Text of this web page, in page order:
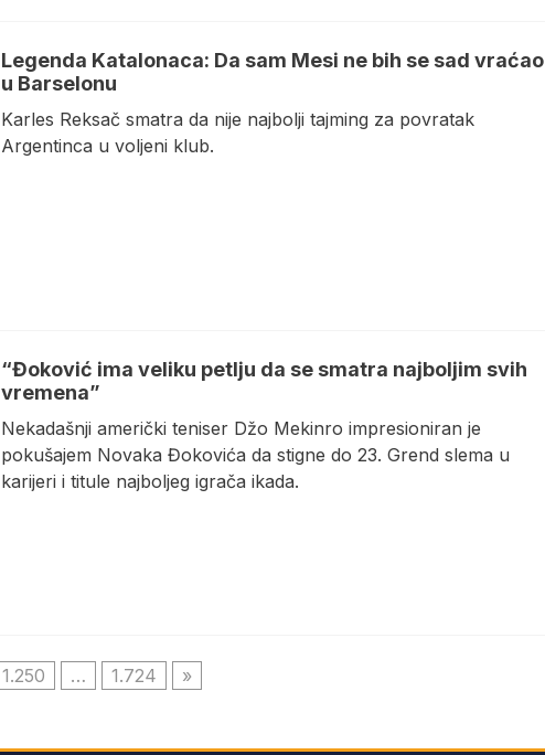
Legenda Katalonaca: Da sam Mesi ne bih se sad vraćao
u Barselonu
Karles Reksač smatra da nije najbolji tajming za povratak
Argentinca u voljeni klub.
“Đoković ima veliku petlju da se smatra najboljim svih
vremena”
Nekadašnji američki teniser Džo Mekinro impresioniran je
pokušajem Novaka Đokovića da stigne do 23. Grend slema u
karijeri i titule najboljeg igrača ikada.
1.250 … 1.724 »